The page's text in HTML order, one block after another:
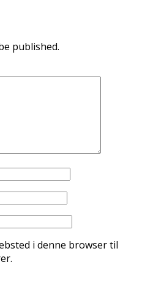
published.
i denne browser til